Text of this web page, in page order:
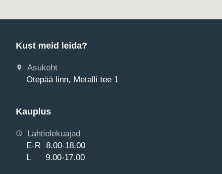
Kust meid leida?
Asukoht
Otepää linn, Metalli tee 1
Kauplus
Lahtiolekuajad
E-R 8.00-18.00
L 9.00-17.00